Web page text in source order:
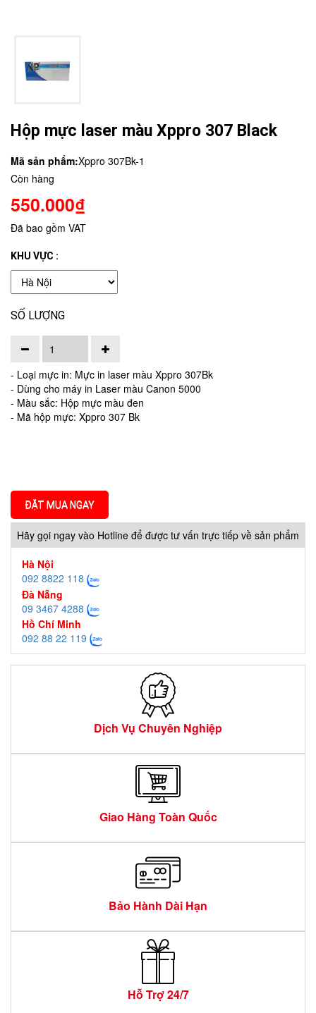
Hộp mực laser màu Xppro 307 Black
Mã sản phẩm:Xppro 307Bk-1
Còn hàng
550.000₫
Đã bao gồm VAT
KHU VỰC :
SỐ LƯỢNG
- Loại mực in: Mực in laser màu Xppro 307Bk
- Dùng cho máy in Laser màu Canon 5000
- Màu sắc: Hộp mực màu đen
- Mã hộp mực: Xppro 307 Bk
ĐẶT MUA NGAY
Hãy gọi ngay vào Hotline để được tư vấn trực tiếp về sản phẩm
Hà Nội
092 8822 118
Đà Nẵng
09 3467 4288
Hồ Chí Minh
092 88 22 119
Dịch Vụ Chuyên Nghiệp
Giao Hàng Toàn Quốc
Bảo Hành Dài Hạn
Hỗ Trợ 24/7